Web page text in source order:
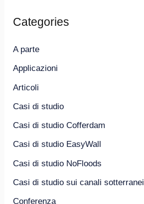
Categories
A parte
Applicazioni
Articoli
Casi di studio
Casi di studio Cofferdam
Casi di studio EasyWall
Casi di studio NoFloods
Casi di studio sui canali sotterranei
Conferenza